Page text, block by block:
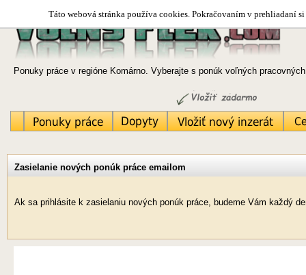
Táto webová stránka používa cookies. Pokračovaním v prehliadaní
Ponuky práce v regióne Komárno. Vyberajte s ponúk voľných
Zasielanie nových ponúk práce emailom
Ak sa prihlásite k zasielaniu nových ponúk práce, budeme Vám každý